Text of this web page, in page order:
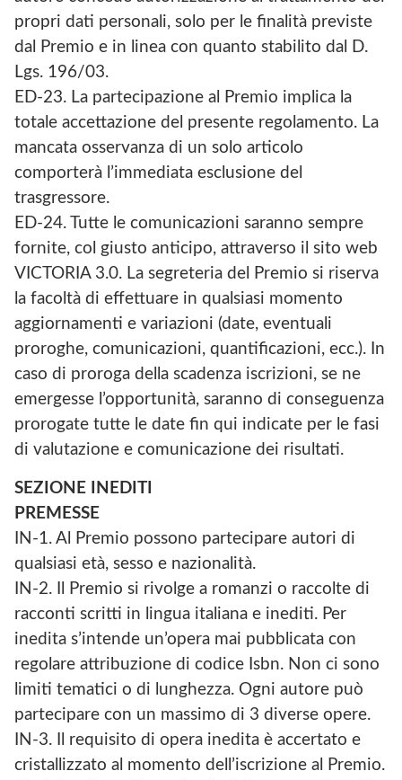
propri dati personali, solo per le finalità previste
dal Premio e in linea con quanto stabilito dal D.
Lgs. 196/03.
ED-23. La partecipazione al Premio implica la
totale accettazione del presente regolamento. La
mancata osservanza di un solo articolo
comporterà l’immediata esclusione del
trasgressore.
ED-24. Tutte le comunicazioni saranno sempre
fornite, col giusto anticipo, attraverso il sito web
VICTORIA 3.0. La segreteria del Premio si riserva
la facoltà di effettuare in qualsiasi momento
aggiornamenti e variazioni (date, eventuali
proroghe, comunicazioni, quantificazioni, ecc.). In
caso di proroga della scadenza iscrizioni, se ne
emergesse l’opportunità, saranno di conseguenza
prorogate tutte le date fin qui indicate per le fasi
di valutazione e comunicazione dei risultati.
SEZIONE INEDITI
PREMESSE
IN-1. Al Premio possono partecipare autori di
qualsiasi età, sesso e nazionalità.
IN-2. Il Premio si rivolge a romanzi o raccolte di
racconti scritti in lingua italiana e inediti. Per
inedita s’intende un’opera mai pubblicata con
regolare attribuzione di codice Isbn. Non ci sono
limiti tematici o di lunghezza. Ogni autore può
partecipare con un massimo di 3 diverse opere.
IN-3. Il requisito di opera inedita è accertato e
cristallizzato al momento dell’iscrizione al Premio.